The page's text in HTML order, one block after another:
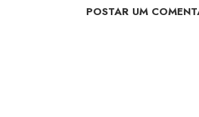
POSTAR UM